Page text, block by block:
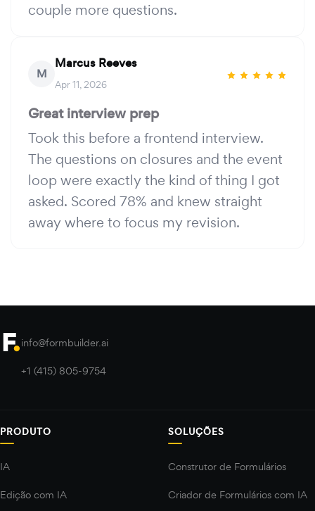
couple more questions.
M
Marcus Reeves
Apr 11, 2026
Great interview prep
Took this before a frontend interview.
The questions on closures and the event
loop were exactly the kind of thing I got
asked. Scored 78% and knew straight
away where to focus my revision.
info@formbuilder.ai
+1 (415) 805-9754
PRODUTO
IA
Edição com IA
SOLUÇÕES
Construtor de Formulários
Criador de Formulários com IA